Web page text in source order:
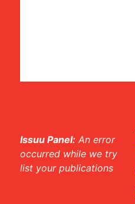
Issuu Panel: An error
occurred while we try
list your publications